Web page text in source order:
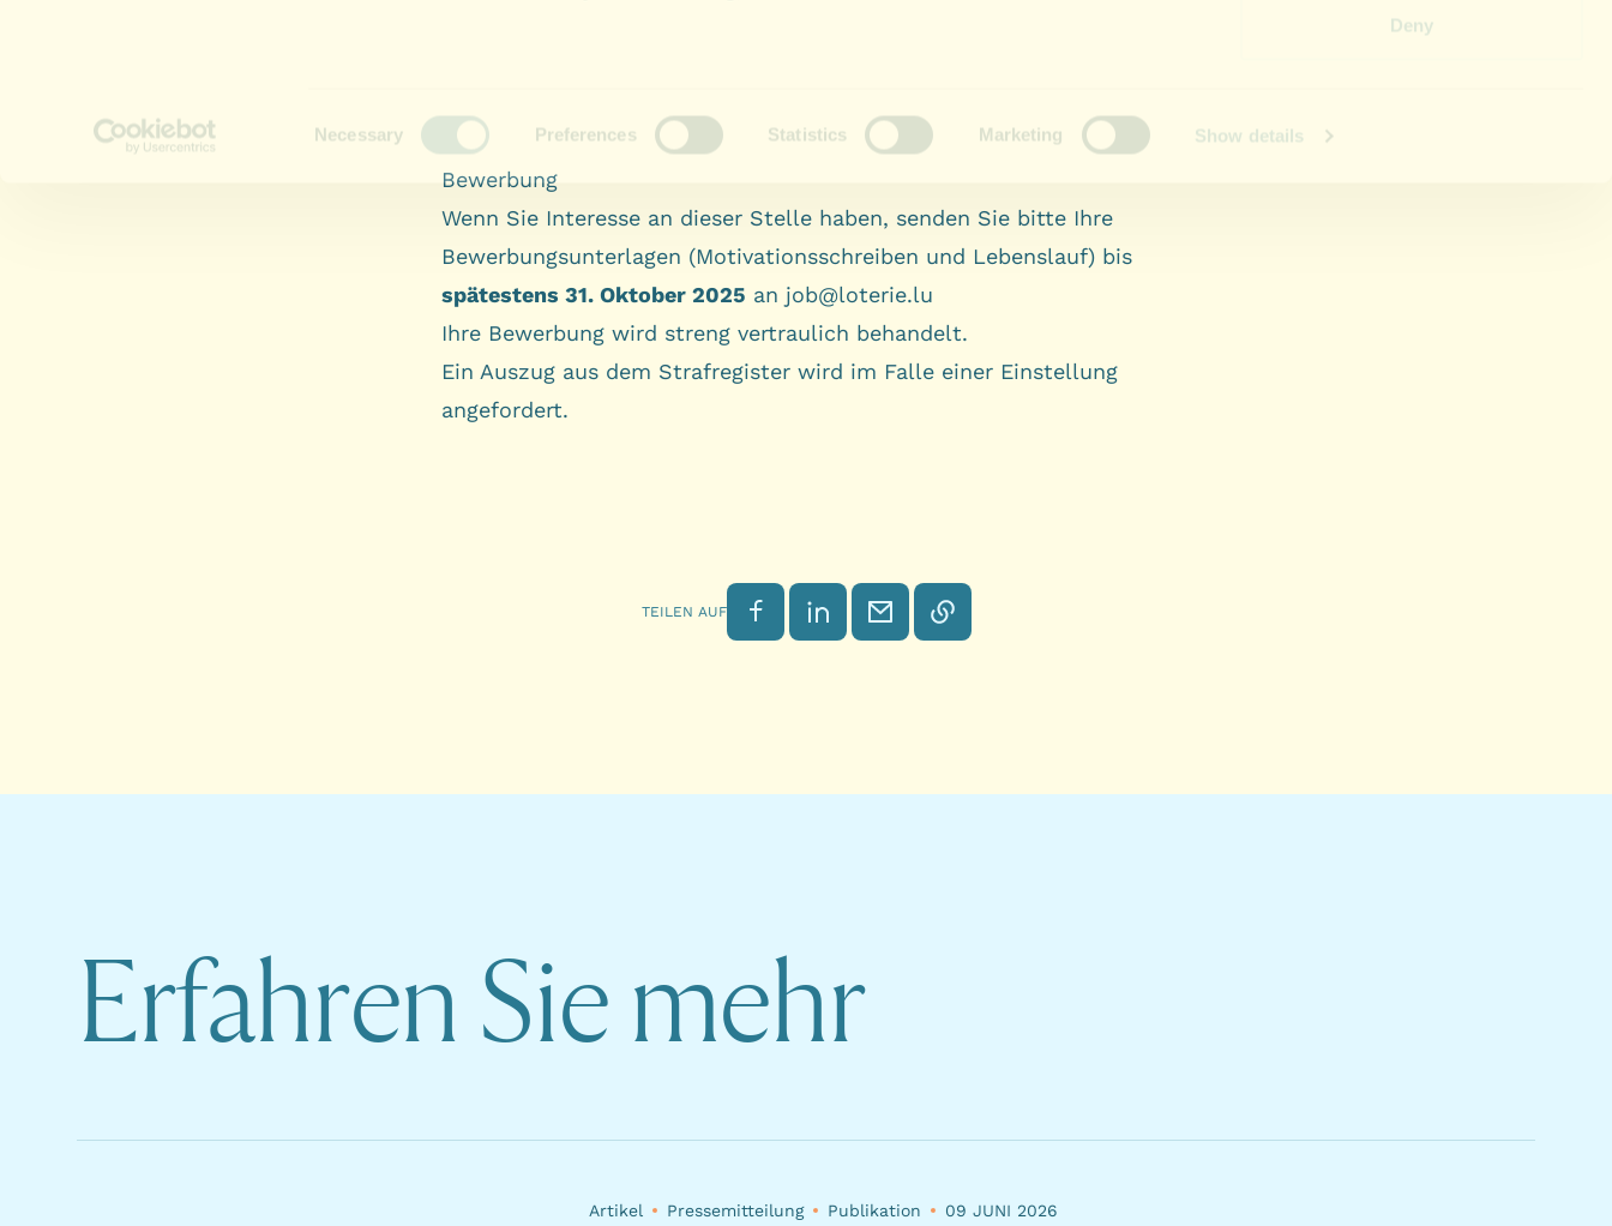
Bewerbung
Wenn Sie Interesse an dieser Stelle haben, senden Sie bitte Ihre
Bewerbungsunterlagen (Motivationsschreiben und Lebenslauf) bis
spätestens 31. Oktober 2025 an job@loterie.lu
Ihre Bewerbung wird streng vertraulich behandelt.
Ein Auszug aus dem Strafregister wird im Falle einer Einstellung
angefordert.
TEILEN AUF Auf Facebook teilen
Auf LinkedIn teilen
Per E-Mail senden
Link kopieren
Erfahren Sie mehr
Artikel Pressemitteilung Publikation 09 JUNI 2026